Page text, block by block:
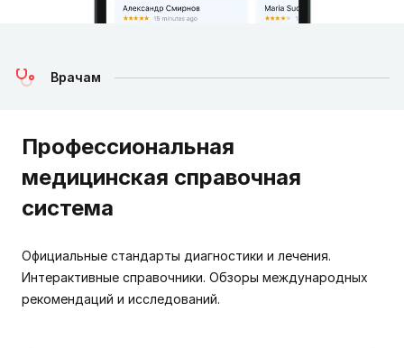
Врачам
Профессиональная
медицинская справочная
система
Официальные стандарты диагностики и лечения.
Интерактивные справочники. Обзоры международных
рекомендаций и исследований.